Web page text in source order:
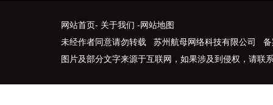
网站首页- 关于我们 -网站地图
未经作者同意请勿转载 苏州航母网络科技有限公司 备
图片及部分文字来源于互联网，如果涉及到侵权，请联